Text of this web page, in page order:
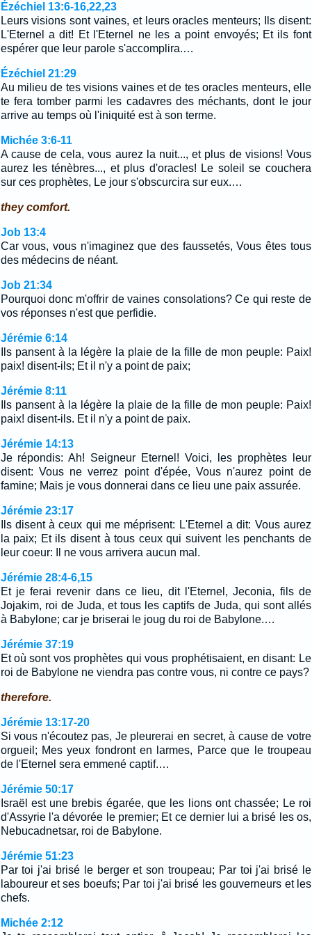
Ézéchiel 13:6-16,22,23
Leurs visions sont vaines, et leurs oracles menteurs; Ils disent:
L'Eternel a dit! Et l'Eternel ne les a point envoyés; Et ils font
espérer que leur parole s'accomplira.…
Ézéchiel 21:29
Au milieu de tes visions vaines et de tes oracles menteurs, elle
te fera tomber parmi les cadavres des méchants, dont le jour
arrive au temps où l'iniquité est à son terme.
Michée 3:6-11
A cause de cela, vous aurez la nuit..., et plus de visions! Vous
aurez les ténèbres..., et plus d'oracles! Le soleil se couchera
sur ces prophètes, Le jour s'obscurcira sur eux.…
they comfort.
Job 13:4
Car vous, vous n'imaginez que des faussetés, Vous êtes tous
des médecins de néant.
Job 21:34
Pourquoi donc m'offrir de vaines consolations? Ce qui reste de
vos réponses n'est que perfidie.
Jérémie 6:14
Ils pansent à la légère la plaie de la fille de mon peuple: Paix!
paix! disent-ils; Et il n'y a point de paix;
Jérémie 8:11
Ils pansent à la légère la plaie de la fille de mon peuple: Paix!
paix! disent-ils. Et il n'y a point de paix.
Jérémie 14:13
Je répondis: Ah! Seigneur Eternel! Voici, les prophètes leur
disent: Vous ne verrez point d'épée, Vous n'aurez point de
famine; Mais je vous donnerai dans ce lieu une paix assurée.
Jérémie 23:17
Ils disent à ceux qui me méprisent: L'Eternel a dit: Vous aurez
la paix; Et ils disent à tous ceux qui suivent les penchants de
leur coeur: Il ne vous arrivera aucun mal.
Jérémie 28:4-6,15
Et je ferai revenir dans ce lieu, dit l'Eternel, Jeconia, fils de
Jojakim, roi de Juda, et tous les captifs de Juda, qui sont allés
à Babylone; car je briserai le joug du roi de Babylone.…
Jérémie 37:19
Et où sont vos prophètes qui vous prophétisaient, en disant: Le
roi de Babylone ne viendra pas contre vous, ni contre ce pays?
therefore.
Jérémie 13:17-20
Si vous n'écoutez pas, Je pleurerai en secret, à cause de votre
orgueil; Mes yeux fondront en larmes, Parce que le troupeau
de l'Eternel sera emmené captif.…
Jérémie 50:17
Israël est une brebis égarée, que les lions ont chassée; Le roi
d'Assyrie l'a dévorée le premier; Et ce dernier lui a brisé les os,
Nebucadnetsar, roi de Babylone.
Jérémie 51:23
Par toi j'ai brisé le berger et son troupeau; Par toi j'ai brisé le
laboureur et ses boeufs; Par toi j'ai brisé les gouverneurs et les
chefs.
Michée 2:12